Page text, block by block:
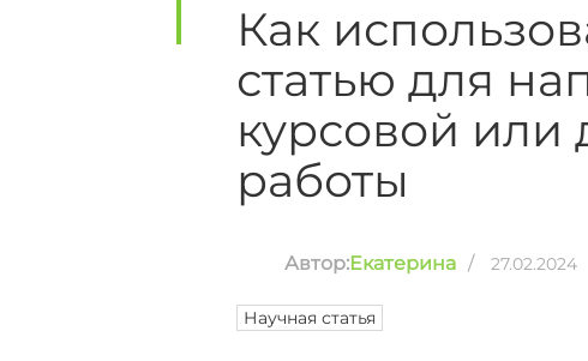
Как
статью для
курсовой
работы
Автор:Екатерина / 27.02.2024
Научная статья